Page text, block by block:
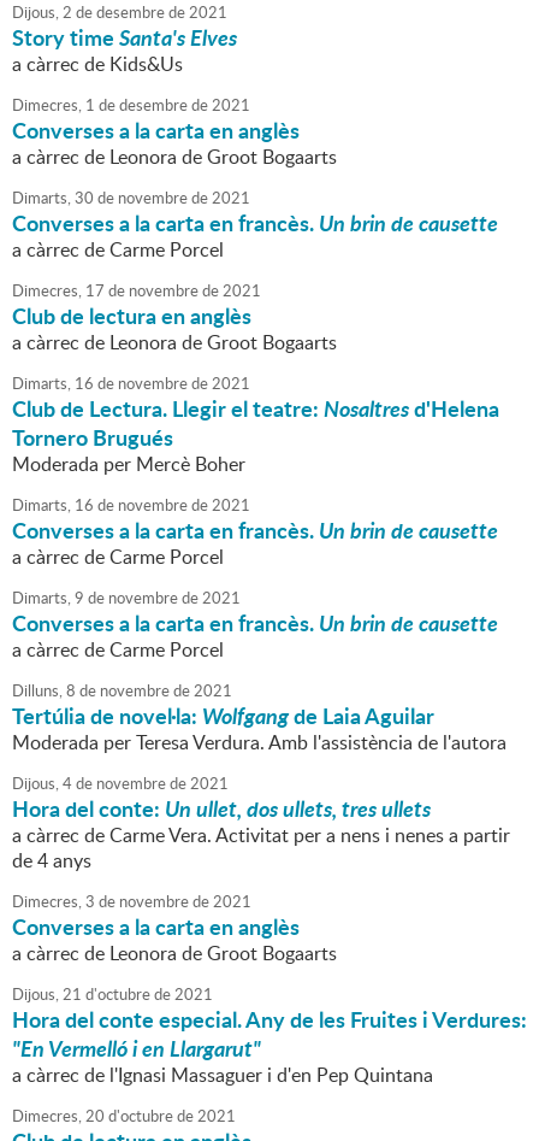
Dijous,2 dedesembrede2021
Story timeSanta's Elves
a càrrec de Kids&Us
Dimecres, 1 dedesembrede2021
Converses a la carta en anglès
a càrrec de Leonora de Groot Bogaarts
Dimarts,30 de novembrede2021
Converses a la carta en francès.Un brin de causette
a càrrec de Carme Porcel
Dimecres, 17 de novembrede2021
Club de lectura en anglès
a càrrec de Leonora de Groot Bogaarts
Dimarts, 16 de novembrede2021
Club de Lectura. Llegir el teatre:Nosaltresd'Helena
Tornero Brugués
Moderada per Mercè Boher
Dimarts, 16 de novembrede2021
Converses a la carta en francès.Un brin de causette
a càrrec de Carme Porcel
Dimarts,9 de novembrede2021
Converses a la carta en francès.Un brin de causette
a càrrec de Carme Porcel
Dilluns,8 de novembrede2021
Tertúlia de novel·la: Wolfgangde Laia Aguilar
Moderada per Teresa Verdura. Amb l'assistència de l'autora
Dijous,4de novembrede2021
Hora del conte: Un ullet, dos ullets, tres ullets
a càrrec de Carme Vera. Activitat per a nens i nenes a partir
de 4 anys
Dimecres,3 de novembrede2021
Converses a la carta en anglès
a càrrec de Leonora de Groot Bogaarts
Dijous,21 d'octubrede2021
Hora del conte especial. Any de les Fruites i Verdures:
"En Vermelló i en Llargarut"
a càrrec de l'Ignasi Massaguer i d'en Pep Quintana
Dimecres,20 d'octubrede2021